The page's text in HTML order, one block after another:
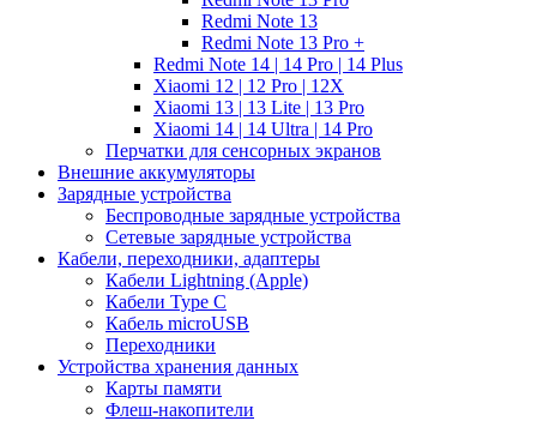
Redmi Note 13
Redmi Note 13 Pro +
Redmi Note 14 | 14 Pro | 14 Plus
Xiaomi 12 | 12 Pro | 12X
Xiaomi 13 | 13 Lite | 13 Pro
Xiaomi 14 | 14 Ultra | 14 Pro
Перчатки для сенсорных экранов
Внешние аккумуляторы
Зарядные устройства
Беспроводные зарядные устройства
Сетевые зарядные устройства
Кабели, переходники, адаптеры
Кабели Lightning (Apple)
Кабели Type C
Кабель microUSB
Переходники
Устройства хранения данных
Карты памяти
Флеш-накопители